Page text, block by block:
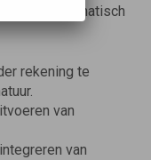
systematisch
rekening te
van
van